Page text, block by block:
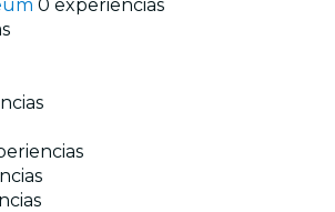
0 experiencias